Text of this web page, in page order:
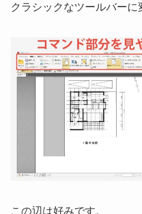
クラシックなツールバーに
この辺は好みです。